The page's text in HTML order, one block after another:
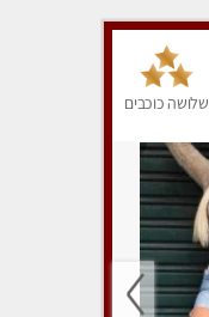
שלושה כוכבים